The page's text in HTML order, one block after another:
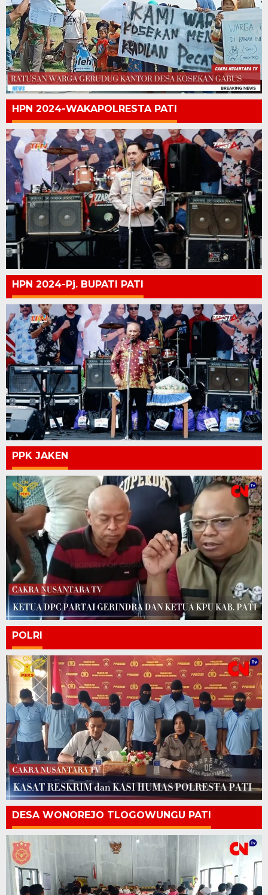
HPN 2024-WAKAPOLRESTA PATI
HPN 2024-Pj. BUPATI PATI
PPK JAKEN
POLRI
DESA WONOREJO TLOGOWUNGU PATI